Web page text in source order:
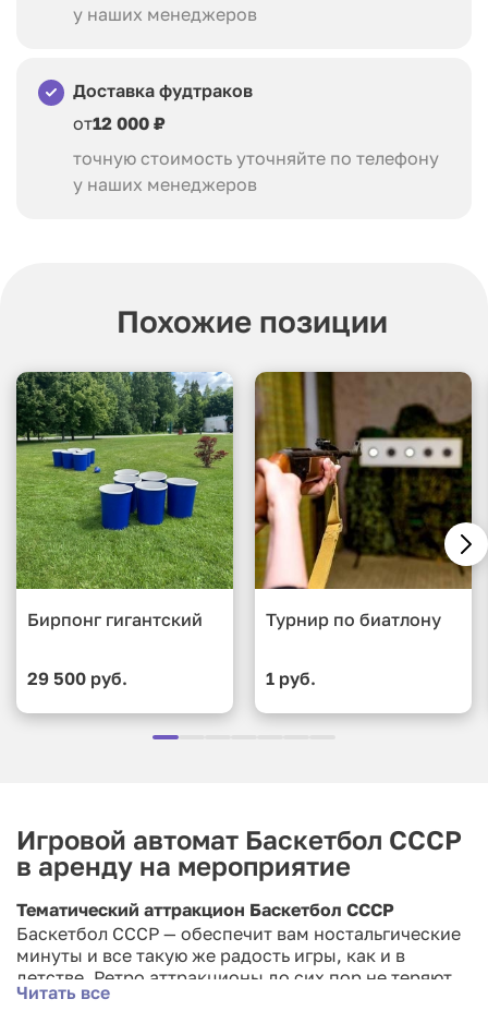
у наших менеджеров
Доставка фудтраков
от12 000 ₽
точную стоимость уточняйте по телефону
у наших менеджеров
Похожие позиции
Бирпонг гигантский
29 500 руб.
Турнир по биатлону
1 руб.
Игровой автомат Баскетбол СССР
в аренду на мероприятие
Тематический аттракцион Баскетбол СССР
Баскетбол СССР — обеспечит вам ностальгические
минуты и все такую же радость игры, как и в
детстве. Ретро аттракционы до сих пор не теряют
свою популярность в массах и готовы удивлять еще
Читать все